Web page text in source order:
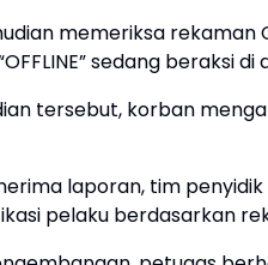
memeriksa rekaman
sedang beraksi di
tersebut, korban
laporan, tim
pelaku berdasarkan